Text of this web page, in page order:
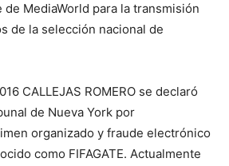
MediaWorld para la transmisión
de la selección nacional de
CALLEJAS ROMERO se declaró
de Nueva York por
organizado y fraude electrónico
como FIFAGATE. Actualmente